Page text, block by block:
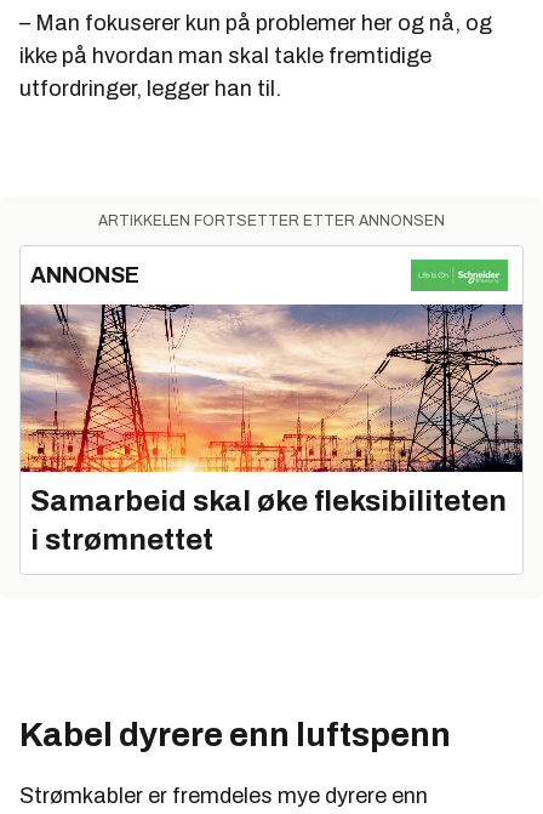
– Man fokuserer kun på problemer her og nå, og
ikke på hvordan man skal takle fremtidige
utfordringer, legger han til.
ARTIKKELEN FORTSETTER ETTER ANNONSEN
ANNONSE
Samarbeid skal øke fleksibiliteten
i strømnettet
Kabel dyrere enn luftspenn
Strømkabler er fremdeles mye dyrere enn